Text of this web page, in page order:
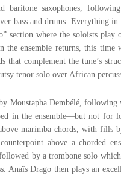
baritone saxophones,
bass and drums. Everything in
section where the soloists
the ensemble returns, this
that complement the tune’s
tenor solo over African
Moustapha Dembélé,
in the ensemble—but not for
marimba chords, with
above a chorded
by a trombone solo
Anaïs Drago then plays an